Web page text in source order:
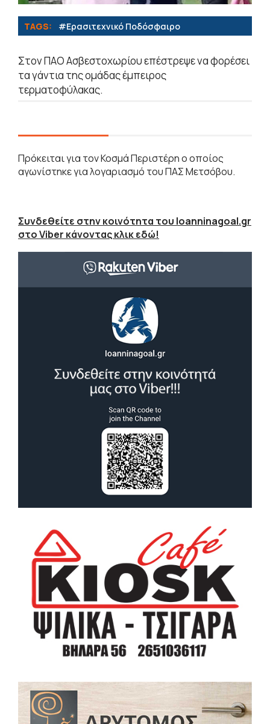
TAGS: #Eρασιτεχνικό Ποδόσφαιρο
Στον ΠΑΟ Ασβεστοχωρίου επέστρεψε να φορέσει
τα γάντια της ομάδας έμπειρος
τερματοφύλακας.
Πρόκειται για τον Κοσμά Περιστέρη ο οποίος
αγωνίστηκε για λογαριασμό του ΠΑΣ Μετσόβου.
Συνδεθείτε στην κοινότητα του Ioanninagoal.gr
στο Viber κάνοντας κλικ εδώ!